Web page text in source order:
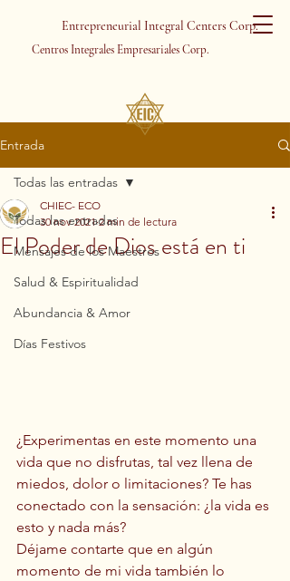
Entrepreneurial Integral Centers Corp.
Centros Integrales Empresariales Corp.
Entrada
Todas las entradas
Mensajes de los Maestros
Salud & Espiritualidad
Abundancia & Amor
Días Festivos
Todas las entradas
El Poder de Dios está en ti
CHIEC- ECO
30 nov 2021 2 min de lectura
¿Experimentas en este momento una
vida que no disfrutas, tal vez llena de
miedos, dolor o limitaciones? Te has
conectado con la sensación: ¿la vida es
esto y nada más?
Déjame contarte que en algún
momento de mi vida también lo